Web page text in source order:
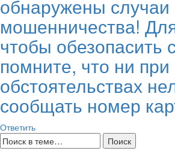
обнаружены случаи
мошенничества!
чтобы обезопасить
помните, что ни при
обстоятельствах
сообщать номер
Ответить